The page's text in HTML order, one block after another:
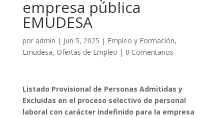
empresa pública
EMUDESA
por admin | Jun 5, 2025 | Empleo y Formación,
Emudesa, Ofertas de Empleo | 0 Comentarios
Listado Provisional de Personas Admitidas y
Excluidas en el proceso selectivo de personal
laboral con carácter indefinido para la empresa